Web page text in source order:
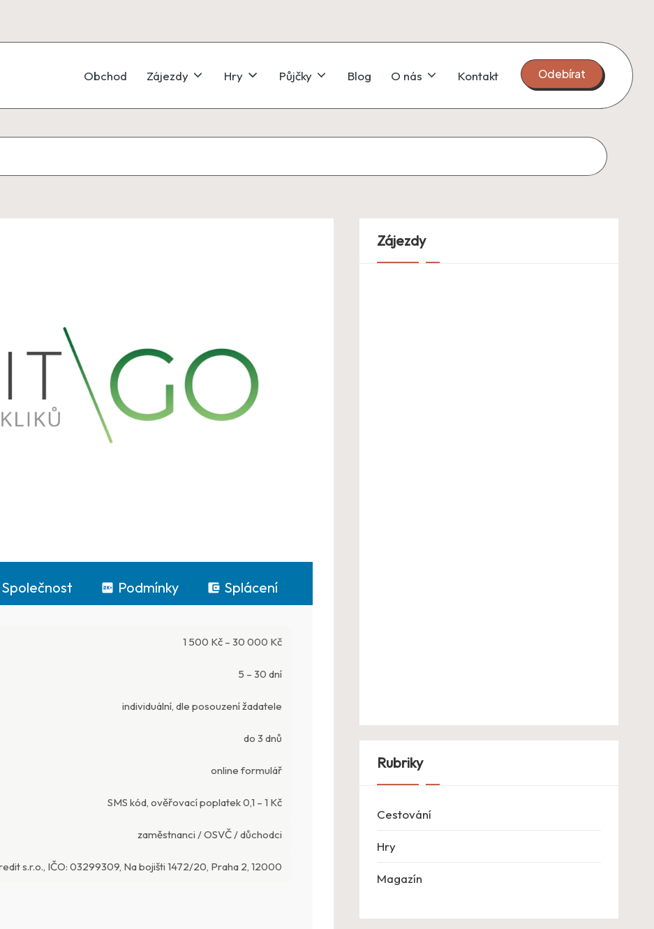
Obchod Zájezdy Hry Půjčky Blog O nás Kontakt Odebírat
Společnost Podmínky Splácení
1 500 Kč – 30 000 Kč
5 – 30 dní
individuální, dle posouzení žadatele
do 3 dnů
online formulář
SMS kód, ověřovací poplatek 0,1 – 1 Kč
zaměstnanci / OSVČ / důchodci
s.r.o., IČO: 03299309, Na bojišti 1472/20, Praha 2, 12000
Zájezdy
Rubriky
Cestování
Hry
Magazín